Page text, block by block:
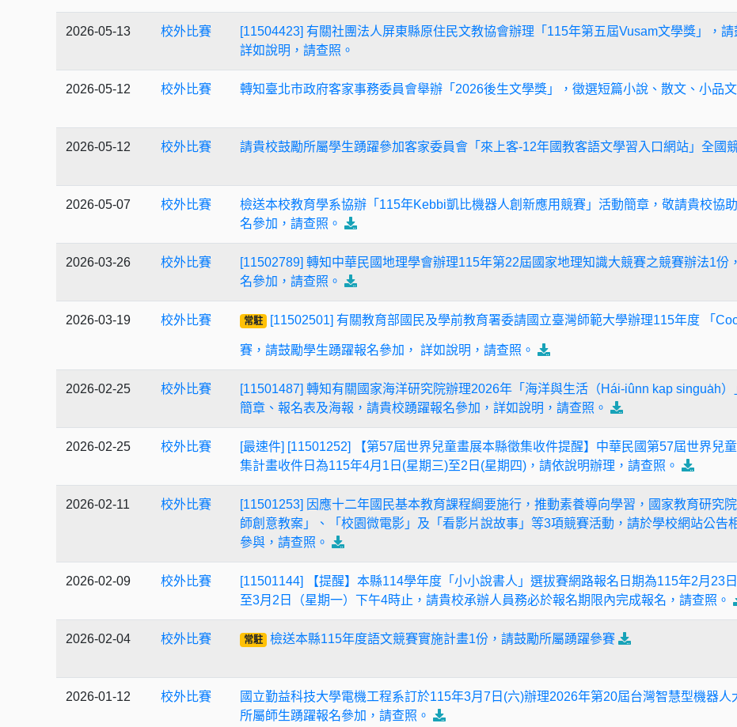
2026-05-13 校外比賽
[11504423] 有關社團法人屏東縣原住民文教協會辦理「115年第五屆Vusam文學獎」，請
詳如說明，請查照。
2026-05-12 校外比賽 轉知臺北市政府客家事務委員會舉辦「2026後生文學獎」，徵選短篇小說、散文、小品
2026-05-12 校外比賽 請貴校鼓勵所屬學生踴躍參加客家委員會「來上客-12年國教客語文學習入口網站」全國
2026-05-07 校外比賽
檢送本校教育學系協辦「115年Kebbi凱比機器人創新應用競賽」活動簡章，敬請貴校協
名參加，請查照。
2026-03-26 校外比賽
[11502789] 轉知中華民國地理學會辦理115年第22屆國家地理知識大競賽之競賽辦法1份
名參加，請查照。
2026-03-19 校外比賽 常駐 [11502501] 有關教育部國⺠及學前教育署委請國立臺灣師範⼤學辦理115年度 「
賽，請⿎勵學⽣踴躍報名參加， 詳如說明，請查照。
2026-02-25 校外比賽
[11501487] 轉知有關國家海洋研究院辦理2026年「海洋與生活（Hái-iûnn kap singua̍h
簡章、報名表及海報，請貴校踴躍報名參加，詳如說明，請查照。
2026-02-25 校外比賽
[最速件] [11501252] 【第57屆世界兒童畫展本縣徵集收件提醒】中華民國第57屆世界兒
集計畫收件日為115年4月1日(星期三)至2日(星期四)，請依說明辦理，請查照。
2026-02-11 校外比賽
[11501253] 因應十二年國民基本教育課程綱要施行，推動素養導向學習，國家教育研究
師創意教案」、「校園微電影」及「看影片說故事」等3項競賽活動，請於學校網站公告
參與，請查照。
2026-02-09 校外比賽
[11501144] 【提醒】本縣114學年度「小小說書人」選拔賽網路報名日期為115年2月23
至3月2日（星期一）下午4時止，請貴校承辦人員務必於報名期限內完成報名，請查照。
2026-02-04 校外比賽 常駐 檢送本縣115年度語文競賽實施計畫1份，請鼓勵所屬踴躍參賽
2026-01-12 校外比賽
國立勤益科技大學電機工程系訂於115年3月7日(六)辦理2026年第20屆台灣智慧型機器人
所屬師生踴躍報名參加，請查照。